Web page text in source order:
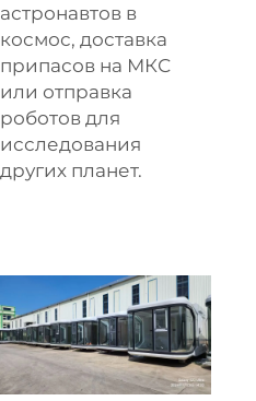
астронавтов в
космос, доставка
припасов на МКС
или отправка
роботов для
исследования
других планет.